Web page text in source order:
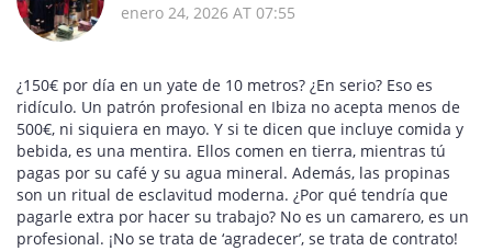
enero 24, 2026 AT 07:55
¿150€ por día en un yate de 10 metros? ¿En serio? Eso es
ridículo. Un patrón profesional en Ibiza no acepta menos de
500€, ni siquiera en mayo. Y si te dicen que incluye comida y
bebida, es una mentira. Ellos comen en tierra, mientras tú
pagas por su café y su agua mineral. Además, las propinas
son un ritual de esclavitud moderna. ¿Por qué tendría que
pagarle extra por hacer su trabajo? No es un camarero, es un
profesional. ¡No se trata de ‘agradecer’, se trata de contrato!